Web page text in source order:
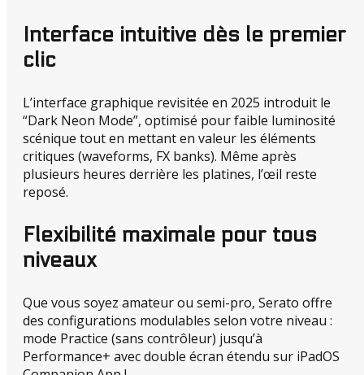
Interface intuitive dès le premier
clic
L’interface graphique revisitée en 2025 introduit le
“Dark Neon Mode”, optimisé pour faible luminosité
scénique tout en mettant en valeur les éléments
critiques (waveforms, FX banks). Même après
plusieurs heures derrière les platines, l’œil reste
reposé.
Flexibilité maximale pour tous
niveaux
Que vous soyez amateur ou semi-pro, Serato offre
des configurations modulables selon votre niveau :
mode Practice (sans contrôleur) jusqu’à
Performance+ avec double écran étendu sur iPadOS